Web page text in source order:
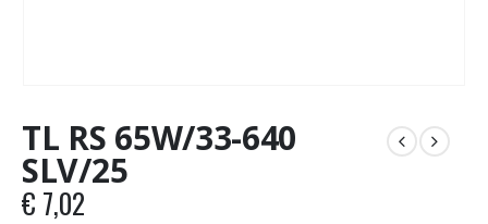
TL RS 65W/33-640
SLV/25
€ 7,02